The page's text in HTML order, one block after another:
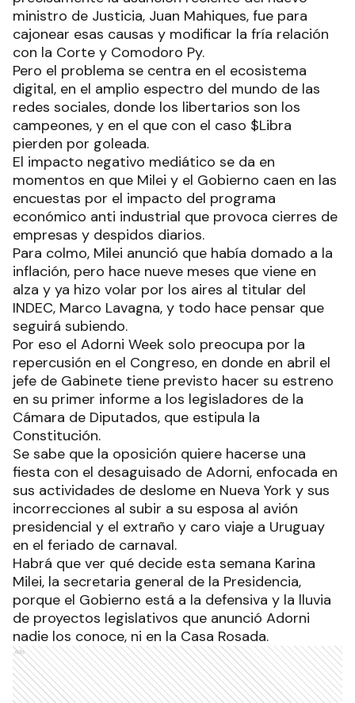
ministro de Justicia, Juan Mahiques, fue para
cajonear esas causas y modificar la fría relación
con la Corte y Comodoro Py.
Pero el problema se centra en el ecosistema
digital, en el amplio espectro del mundo de las
redes sociales, donde los libertarios son los
campeones, y en el que con el caso $Libra
pierden por goleada.
El impacto negativo mediático se da en
momentos en que Milei y el Gobierno caen en las
encuestas por el impacto del programa
económico anti industrial que provoca cierres de
empresas y despidos diarios.
Para colmo, Milei anunció que había domado a la
inflación, pero hace nueve meses que viene en
alza y ya hizo volar por los aires al titular del
INDEC, Marco Lavagna, y todo hace pensar que
seguirá subiendo.
Por eso el Adorni Week solo preocupa por la
repercusión en el Congreso, en donde en abril el
jefe de Gabinete tiene previsto hacer su estreno
en su primer informe a los legisladores de la
Cámara de Diputados, que estipula la
Constitución.
Se sabe que la oposición quiere hacerse una
fiesta con el desaguisado de Adorni, enfocada en
sus actividades de deslome en Nueva York y sus
incorrecciones al subir a su esposa al avión
presidencial y el extraño y caro viaje a Uruguay
en el feriado de carnaval.
Habrá que ver qué decide esta semana Karina
Milei, la secretaria general de la Presidencia,
porque el Gobierno está a la defensiva y la lluvia
de proyectos legislativos que anunció Adorni
nadie los conoce, ni en la Casa Rosada.
Ads